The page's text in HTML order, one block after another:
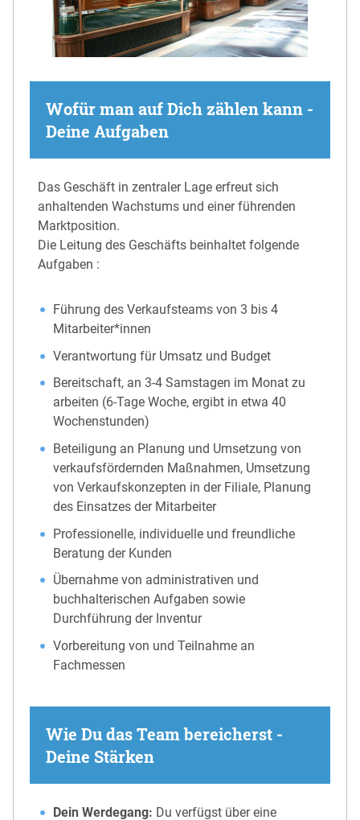
Wofür man auf Dich zählen kann -
Deine Aufgaben
Das Geschäft in zentraler Lage erfreut sich
anhaltenden Wachstums und einer führenden
Marktposition.
Die Leitung des Geschäfts beinhaltet folgende
Aufgaben :
Führung des Verkaufsteams von 3 bis 4
Mitarbeiter*innen
Verantwortung für Umsatz und Budget
Bereitschaft, an 3-4 Samstagen im Monat zu
arbeiten (6-Tage Woche, ergibt in etwa 40
Wochenstunden)
Beteiligung an Planung und Umsetzung von
verkaufsfördernden Maßnahmen, Umsetzung
von Verkaufskonzepten in der Filiale, Planung
des Einsatzes der Mitarbeiter
Professionelle, individuelle und freundliche
Beratung der Kunden
Übernahme von administrativen und
buchhalterischen Aufgaben sowie
Durchführung der Inventur
Vorbereitung von und Teilnahme an
Fachmessen
Wie Du das Team bereicherst -
Deine Stärken
Dein Werdegang: Du verfügst über eine